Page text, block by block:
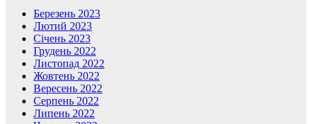
Березень 2023
Лютий 2023
Січень 2023
Грудень 2022
Листопад 2022
Жовтень 2022
Вересень 2022
Серпень 2022
Липень 2022